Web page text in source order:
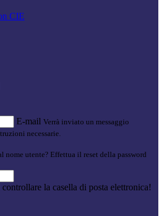
CIE
E-mail Verrà inviato un messaggio
necessarie.
nome utente? Effettua il reset della password
la casella di posta elettronica!